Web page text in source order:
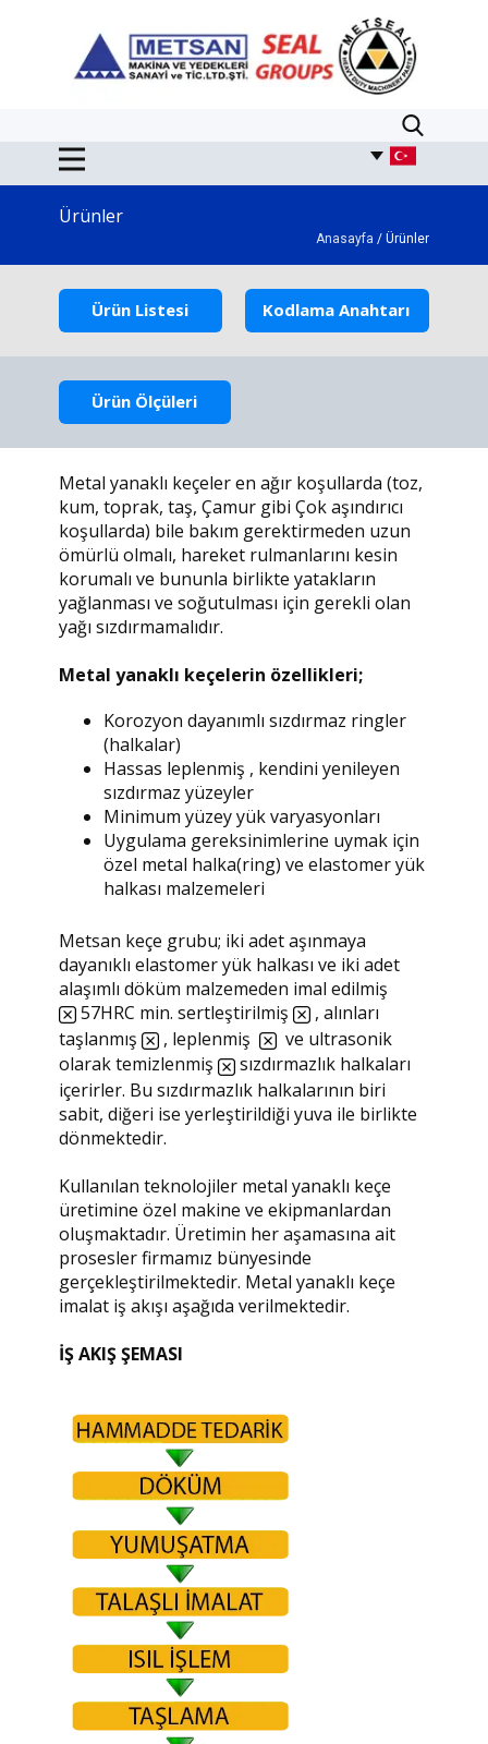
Ürünler
Anasayfa / Ürünler
Ürün Listesi Kodlama Anahtarı
Ürün Ölçüleri
Metal yanaklı keçeler en ağır koşullarda (toz,
kum, toprak, taş, Çamur gibi Çok aşındırıcı
koşullarda) bile bakım gerektirmeden uzun
ömürlü olmalı, hareket rulmanlarını kesin
korumalı ve bununla birlikte yatakların
yağlanması ve soğutulması için gerekli olan
yağı sızdırmamalıdır.
Metal yanaklı keçelerin özellikleri;
Korozyon dayanımlı sızdırmaz ringler
(halkalar)
Hassas leplenmiş , kendini yenileyen
sızdırmaz yüzeyler
Minimum yüzey yük varyasyonları
Uygulama gereksinimlerine uymak için
özel metal halka(ring) ve elastomer yük
halkası malzemeleri
Metsan keçe grubu; iki adet aşınmaya
dayanıklı elastomer yük halkası ve iki adet
alaşımlı döküm malzemeden imal edilmiş
57HRC min. sertleştirilmiş
, alınları
taşlanmış
, leplenmiş
ve ultrasonik
olarak temizlenmiş
sızdırmazlık halkaları
içerirler. Bu sızdırmazlık halkalarının biri
sabit, diğeri ise yerleştirildiği yuva ile birlikte
dönmektedir.
Kullanılan teknolojiler metal yanaklı keçe
üretimine özel makine ve ekipmanlardan
oluşmaktadır. Üretimin her aşamasına ait
prosesler firmamız bünyesinde
gerçekleştirilmektedir. Metal yanaklı keçe
imalat iş akışı aşağıda verilmektedir.
İŞ AKIŞ ŞEMASI